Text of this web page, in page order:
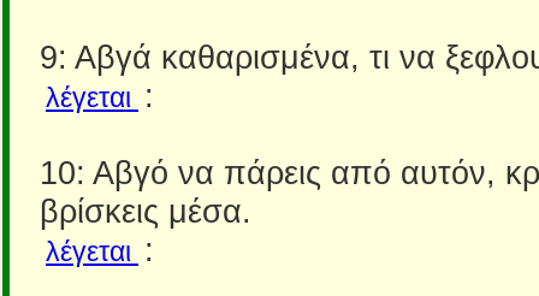
9: Αβγά καθαρισμένα, τι να
λέγεται :
10: Αβγό να πάρεις από αυτόν,
βρίσκεις μέσα.
λέγεται :